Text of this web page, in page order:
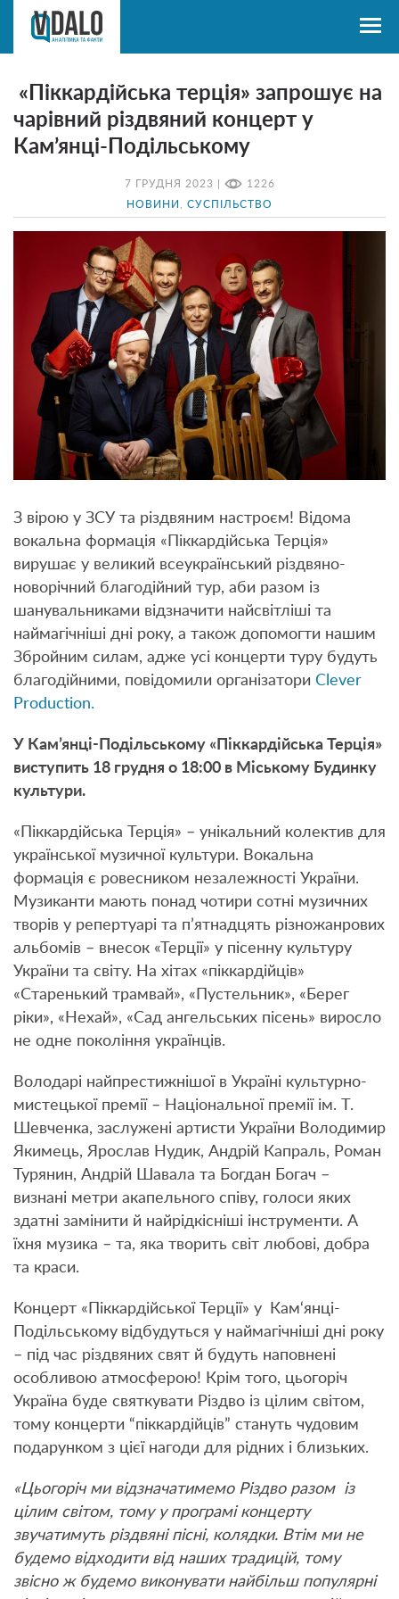
7 ГРУДНЯ 2023 | 1226
НОВИНИ СУСПІЛЬСТВО
«Піккардійська терція» запрошує на
чарівний різдвяний концерт у
Кам’янці-Подільському
З вірою у ЗСУ та різдвяним настроєм! Відома
вокальна формація «Піккардійська Терція»
вирушає у великий всеукраїнський різдвяно-
новорічний благодійний тур, аби разом із
шанувальниками відзначити найсвітліші та
наймагічніші дні року, а також допомогти нашим
Збройним силам, адже усі концерти туру будуть
благодійними, повідомили організатори Clever
Production.
У Кам’янці-Подільському «Піккардійська Терція»
виступить 18 грудня о 18:00 в Міському Будинку
культури.
«Піккардійська Терція» – унікальний колектив для
української музичної культури. Вокальна
формація є ровесником незалежності України.
Музиканти мають понад чотири сотні музичних
творів у репертуарі та п’ятнадцять різножанрових
альбомів – внесок «Терції» у пісенну культуру
України та світу. На хітах «піккардійців»
«Старенький трамвай», «Пустельник», «Берег
ріки», «Нехай», «Сад ангельських пісень» виросло
не одне покоління українців.
Володарі найпрестижнішої в Україні культурно-
мистецької премії – Національної премії ім. Т.
Шевченка, заслужені артисти України Володимир
Якимець, Ярослав Нудик, Андрій Капраль, Роман
Турянин, Андрій Шавала та Богдан Богач –
визнані метри акапельного співу, голоси яких
здатні замінити й найрідкісніші інструменти. А
їхня музика – та, яка творить світ любові, добра
та краси.
Концерт «Піккардійської Терції» у
Кам‘янці-
Подільському відбудуться у наймагічніші дні року
– під час різдвяних свят й будуть наповнені
особливою атмосферою! Крім того, цьогоріч
Україна буде святкувати Різдво із цілим світом,
тому концерти “піккардійців” стануть чудовим
подарунком з цієї нагоди для рідних і близьких.
«Цьогоріч ми відзначатимемо Різдво разом із
цілим світом, тому у програмі концерту
звучатимуть різдвяні пісні, колядки. Втім ми не
будемо відходити від наших традицій, тому
звісно ж будемо виконувати найбільш популярні